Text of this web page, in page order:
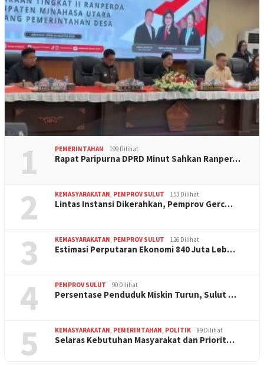
1 PEMERINTAHAN 199 Dilihat
Rapat Paripurna DPRD Minut Sahkan Ranper…
2 KEMASYARAKATAN, PEMPROV SULUT 153 Dilihat
Lintas Instansi Dikerahkan, Pemprov Gerc…
3 KEMASYARAKATAN, PEMPROV SULUT 126 Dilihat
Estimasi Perputaran Ekonomi 840 Juta Leb…
4 PEMPROV SULUT 90 Dilihat
Persentase Penduduk Miskin Turun, Sulut …
5 KEMASYARAKATAN, PEMERINTAHAN, POLITIK 89 Dilihat
Selaras Kebutuhan Masyarakat dan Priorit…